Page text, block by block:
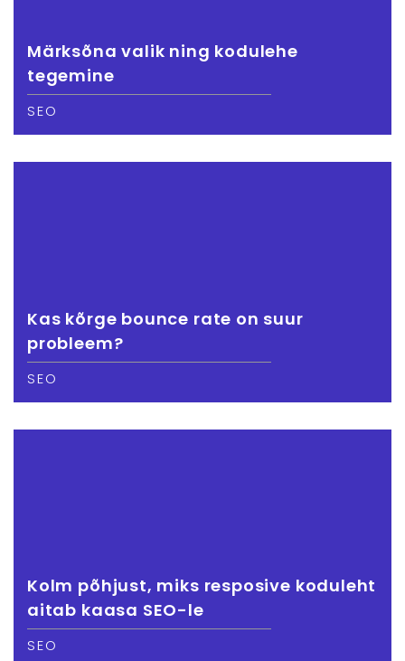
Märksõna valik ning kodulehe
tegemine
SEO
Kas kõrge bounce rate on suur
probleem?
SEO
Kolm põhjust, miks resposive koduleht
aitab kaasa SEO-le
SEO